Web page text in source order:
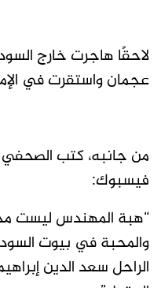
لاحقًا هاجرت خارج
عجمان واستقرت في
من جانبه، كتب
فيسبوك:
“هبة المهندس ليست
والمحبة في بيوت
الراحل سعد الدين